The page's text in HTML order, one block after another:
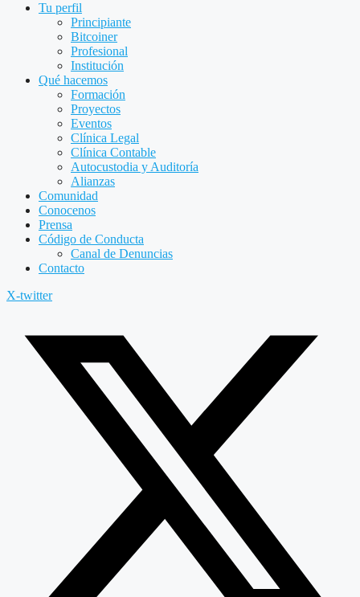
Tu perfil
Principiante
Bitcoiner
Profesional
Institución
Qué hacemos
Formación
Proyectos
Eventos
Clínica Legal
Clínica Contable
Autocustodia y Auditoría
Alianzas
Comunidad
Conocenos
Prensa
Código de Conducta
Canal de Denuncias
Contacto
X-twitter